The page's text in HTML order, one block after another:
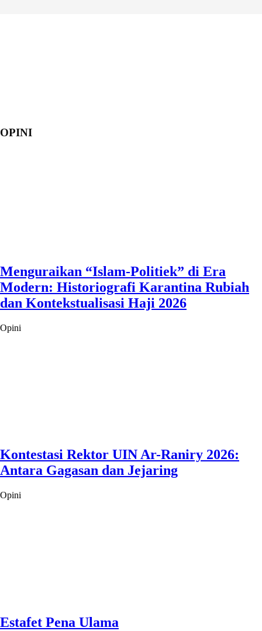
OPINI
Menguraikan “Islam-Politiek” di Era
Modern: Historiografi Karantina Rubiah
dan Kontekstualisasi Haji 2026
Opini
Kontestasi Rektor UIN Ar-Raniry 2026:
Antara Gagasan dan Jejaring
Opini
Estafet Pena Ulama